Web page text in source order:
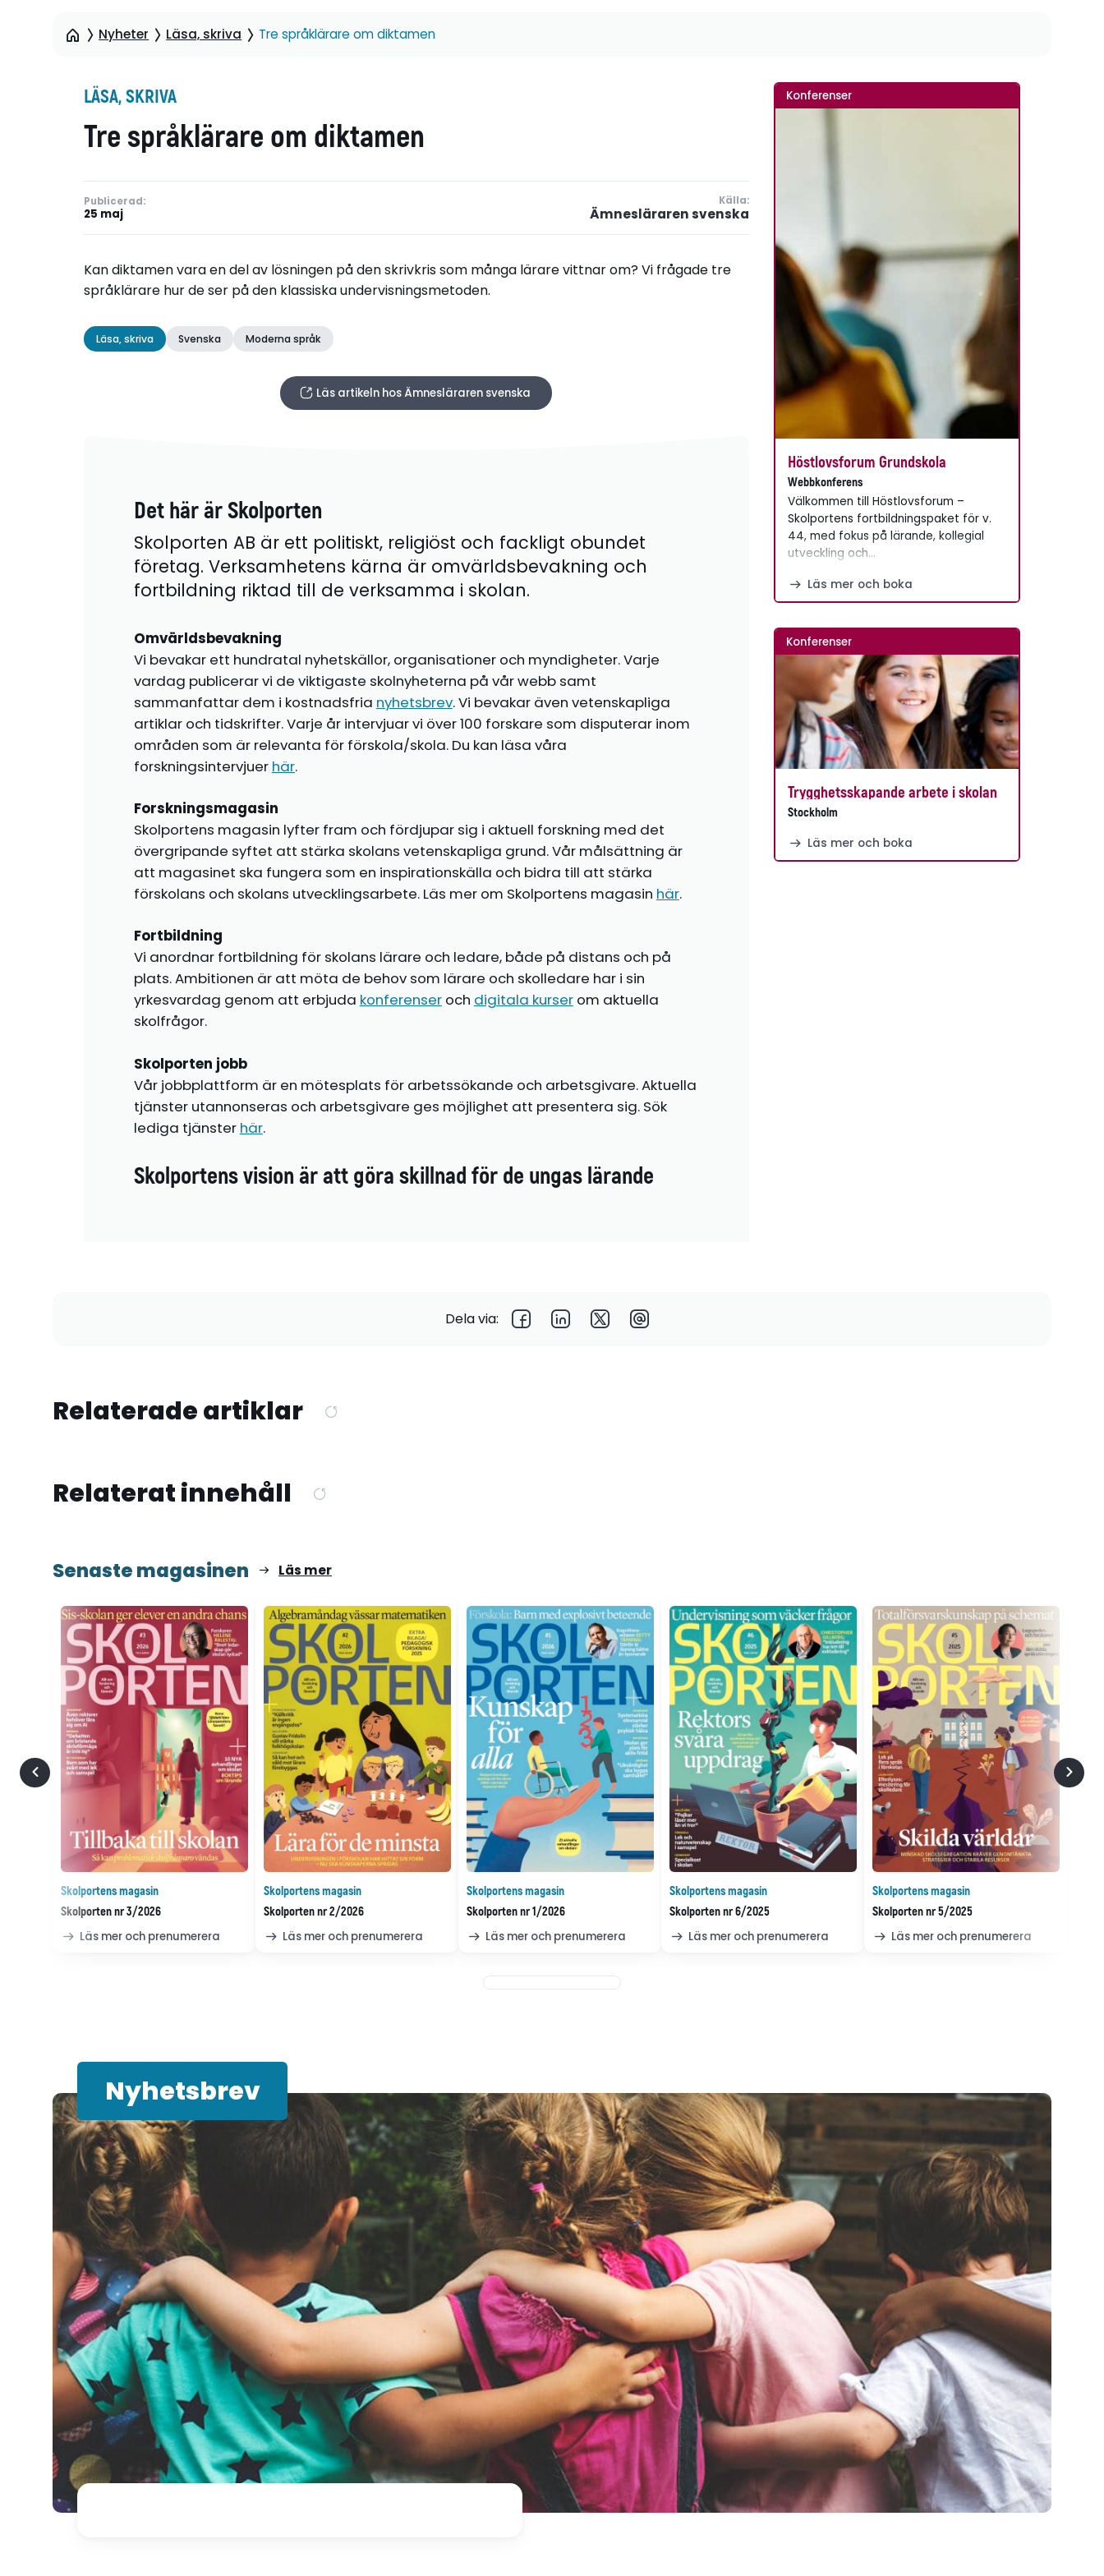
Nyheter Läsa, skriva Tre språklärare om diktamen
LÄSA, SKRIVA
Tre språklärare om diktamen
Publicerad:
25 maj
Källa:
Ämnesläraren svenska
Kan diktamen vara en del av lösningen på den skrivkris som många lärare vittnar om? Vi frågade tre
språklärare hur de ser på den klassiska undervisningsmetoden.
Läsa, skriva Svenska Moderna språk
Läs artikeln hos Ämnesläraren svenska
Det här är Skolporten
Skolporten AB är ett politiskt, religiöst och fackligt obundet
företag. Verksamhetens kärna är omvärldsbevakning och
fortbildning riktad till de verksamma i skolan.
Omvärldsbevakning
Vi bevakar ett hundratal nyhetskällor, organisationer och myndigheter. Varje
vardag publicerar vi de viktigaste skolnyheterna på vår webb samt
sammanfattar dem i kostnadsfria nyhetsbrev. Vi bevakar även vetenskapliga
artiklar och tidskrifter. Varje år intervjuar vi över 100 forskare som disputerar inom
områden som är relevanta för förskola/skola. Du kan läsa våra
forskningsintervjuer här.
Forskningsmagasin
Skolportens magasin lyfter fram och fördjupar sig i aktuell forskning med det
övergripande syftet att stärka skolans vetenskapliga grund. Vår målsättning är
att magasinet ska fungera som en inspirationskälla och bidra till att stärka
förskolans och skolans utvecklingsarbete. Läs mer om Skolportens magasin här.
Fortbildning
Vi anordnar fortbildning för skolans lärare och ledare, både på distans och på
plats. Ambitionen är att möta de behov som lärare och skolledare har i sin
yrkesvardag genom att erbjuda konferenseroch digitala kurserom aktuella
skolfrågor.
Skolporten jobb
Vår jobbplattform är en mötesplats för arbetssökande och arbetsgivare. Aktuella
tjänster utannonseras och arbetsgivare ges möjlighet att presentera sig. Sök
lediga tjänster här.
Skolportens vision är att göra skillnad för de ungas lärande
Konferenser
Höstlovsforum Grundskola
Webbkonferens
Välkommen till Höstlovsforum –
Skolportens fortbildningspaket för v.
44, med fokus på lärande, kollegial
utveckling och…
Läs mer och boka
Konferenser
Trygghetsskapande arbete i skolan
Stockholm
Läs mer och boka
Dela via:
Relaterade artiklar
Relaterat innehåll
Senaste magasinen Läs mer
Skolportens magasin
Skolporten nr 3/2026
Läs mer och prenumerera
Skolportens magasin
Skolporten nr 2/2026
Läs mer och prenumerera
Skolportens magasin
Skolporten nr 1/2026
Läs mer och prenumerera
Skolportens magasin
Skolporten nr 6/2025
Läs mer och prenumerera
Skolportens magasin
Skolporten nr 5/2025
Läs mer och prenumerera
Nyhetsbrev